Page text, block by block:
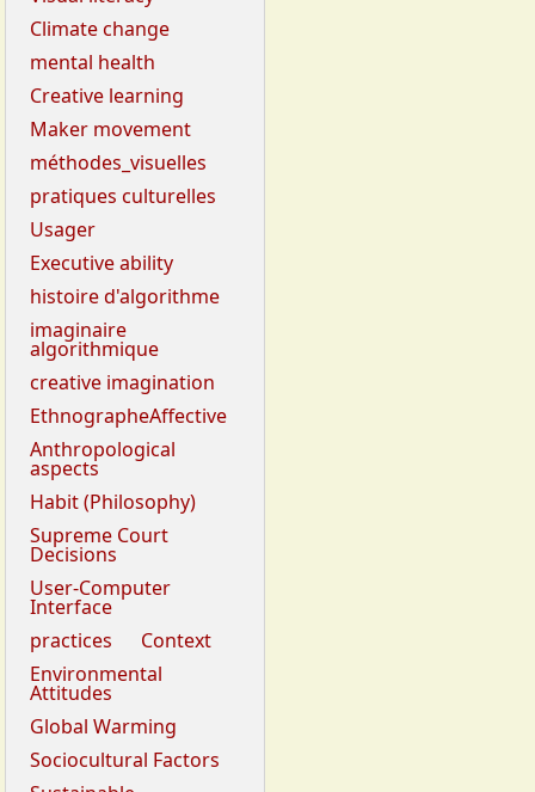
Climate change
mental health
Creative learning
Maker movement
méthodes_visuelles
pratiques culturelles
Usager
Executive ability
histoire d'algorithme
imaginaire
algorithmique
creative imagination
EthnographeAffective
Anthropological
aspects
Habit (Philosophy)
Supreme Court
Decisions
User-Computer
Interface
practices
Context
Environmental
Attitudes
Global Warming
Sociocultural Factors